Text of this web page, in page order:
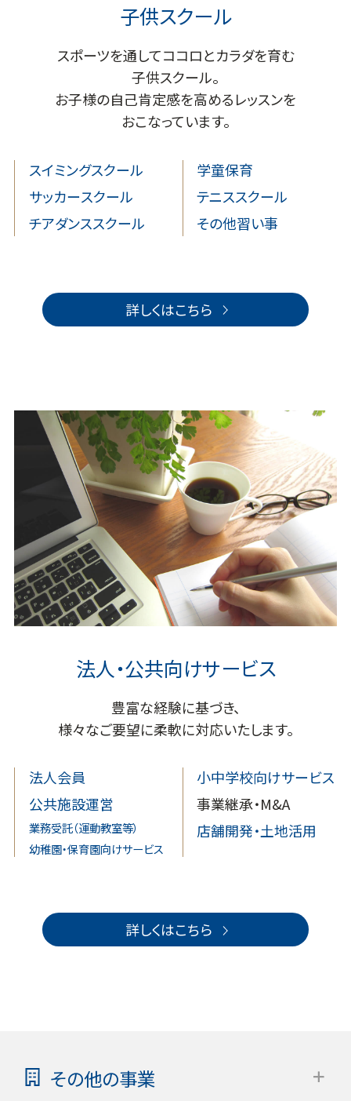
子供スクール
スポーツを通してココロとカラダを育む
子供スクール。
お子様の自己肯定感を高めるレッスンを
おこなっています。
スイミングスクール
サッカースクール
チアダンススクール
学童保育
テニススクール
その他習い事
詳しくはこちら
法人・公共向けサービス
豊富な経験に基づき、
様々なご要望に柔軟に対応いたします。
法人会員
公共施設運営
業務受託（運動教室等）
幼稚園・保育園向けサービス
小中学校向けサービス
事業継承・M&A
店舗開発・土地活用
詳しくはこちら
その他の事業